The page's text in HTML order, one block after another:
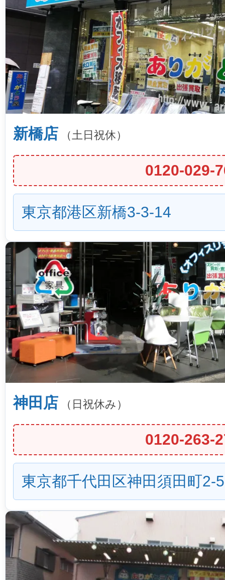
新橋店 （土日祝休）
0120-029-
東京都港区新橋3-3-14
神田店 （日祝休み）
0120-263-
東京都千代田区神田須田町2-